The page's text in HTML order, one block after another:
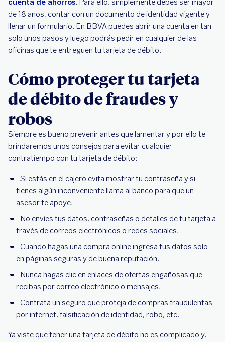
cuenta de ahorros. Para ello, simplemente debes ser mayor
de 18 años, contar con un documento de identidad vigente y
llenar un formulario. En BBVA puedes abrir una cuenta en tan
solo unos pasos y luego podrás pedir en cualquier de las
oficinas que te entreguen tu tarjeta de débito.
Cómo proteger tu tarjeta
de débito de fraudes y
robos
Siempre es bueno prevenir antes que lamentar y por ello te
brindaremos unos consejos para evitar cualquier
contratiempo con tu tarjeta de débito:
Si estás en el cajero evita mostrar tu contraseña y si
tienes algún inconveniente llama al banco para que un
asesor te apoye.
No envíes tus datos, contraseñas o detalles de tu tarjeta a
través de correos electrónicos o redes sociales.
Cuando hagas una compra online ingresa tus datos solo
en páginas seguras y de buena reputación.
Nunca hagas clic en enlaces de ofertas engañosas que
recibas por correo electrónico o mensajes.
Contrata un seguro que proteja de compras fraudulentas
por internet, falsificación de identidad, robo, etc.
Ya viste que tener una tarjeta de débito no es complicado y,